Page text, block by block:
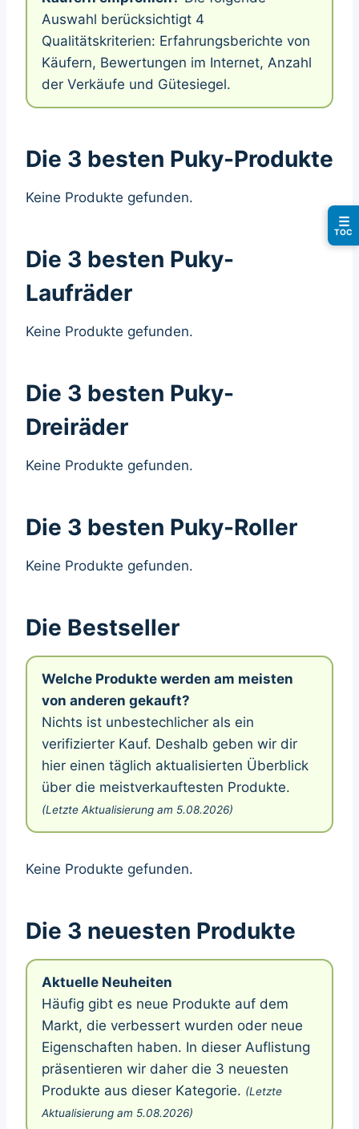
Auswahl berücksichtigt 4
Qualitätskriterien: Erfahrungsberichte von
Käufern, Bewertungen im Internet, Anzahl
der Verkäufe und Gütesiegel.
Die 3 besten Puky-Produkte
Keine Produkte gefunden.
Die 3 besten Puky-
Laufräder
Keine Produkte gefunden.
Die 3 besten Puky-
Dreiräder
Keine Produkte gefunden.
Die 3 besten Puky-Roller
Keine Produkte gefunden.
Die Bestseller
Welche Produkte werden am meisten
von anderen gekauft?
Nichts ist unbestechlicher als ein
verifizierter Kauf. Deshalb geben wir dir
hier einen täglich aktualisierten Überblick
über die meistverkauftesten Produkte.
(Letzte Aktualisierung am 5.08.2026)
Keine Produkte gefunden.
Die 3 neuesten Produkte
Aktuelle Neuheiten
Häufig gibt es neue Produkte auf dem
Markt, die verbessert wurden oder neue
Eigenschaften haben. In dieser Auflistung
präsentieren wir daher die 3 neuesten
Produkte aus dieser Kategorie. (Letzte
Aktualisierung am 5.08.2026)
☰
TOC